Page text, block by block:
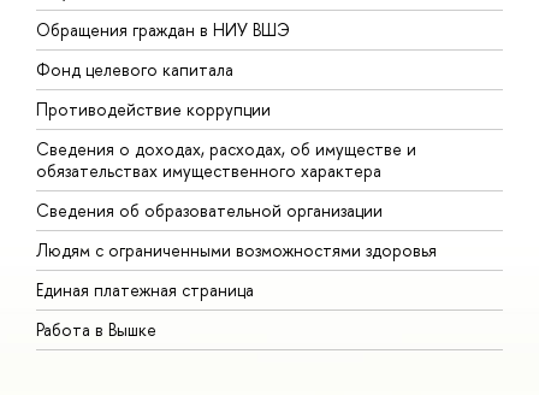
Обращения граждан в НИУ ВШЭ
Фонд целевого капитала
Противодействие коррупции
Сведения о доходах, расходах, об имуществе и
обязательствах имущественного характера
Сведения об образовательной организации
Людям с ограниченными возможностями здоровья
Единая платежная страница
Работа в Вышке